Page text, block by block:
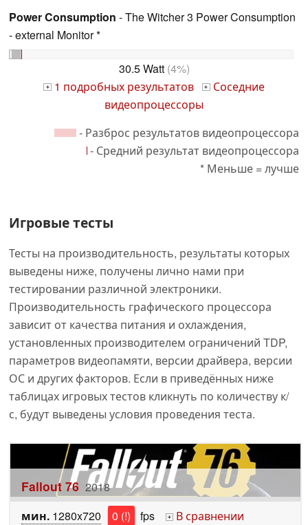
Power Consumption - The Witcher 3 Power Consumption
- external Monitor *
30.5 Watt(4%)
+ 1 подробных результатов + Соседние
видеопроцессоры
- Разброс результатов видеопроцессора
- Средний результат видеопроцессора
* Меньше = лучше
Игровые тесты
Тесты на производительность, результаты которых
выведены ниже, получены лично нами при
тестировании различной электроники.
Производительность графического процессора
зависит от качества питания и охлаждения,
установленных производителем ограничений TDP,
параметров видеопамяти, версии драйвера, версии
ОС и других факторов. Если в приведённых ниже
таблицах игровых тестов кликнуть по количеству к/
с, будут выведены условия проведения теста.
Fallout 76 2018
мин. 1280x720 0 (!) fps + В сравнении